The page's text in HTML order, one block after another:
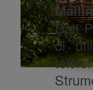
Dati
di